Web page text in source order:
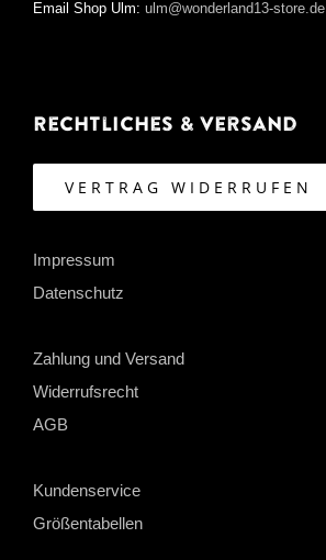
Email Shop Ulm: ulm@wonderland13-store.de
Rechtliches & Versand
VERTRAG WIDERRUFEN
Impressum
Datenschutz
Zahlung und Versand
Widerrufsrecht
AGB
Kundenservice
Größentabellen